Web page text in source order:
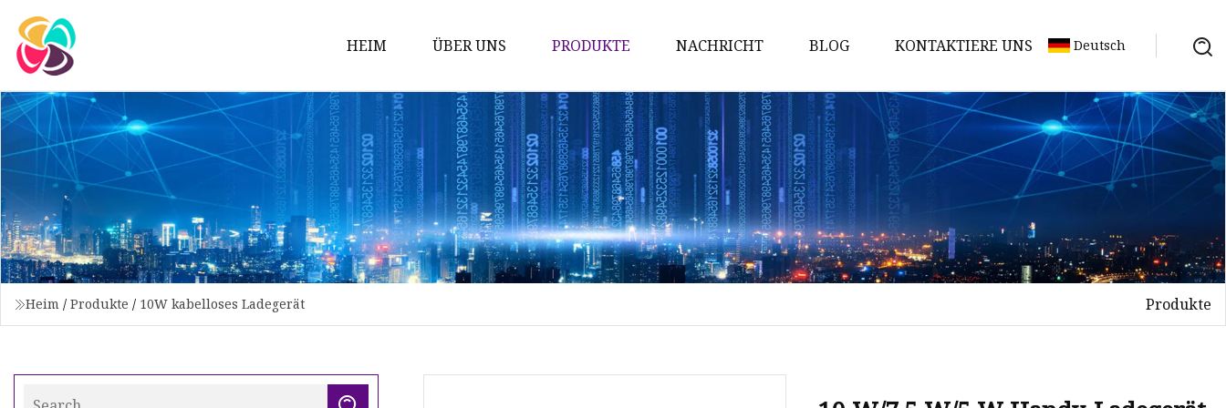
HEIM ÜBER UNS PRODUKTE
Tragbares Kraftwerk für den
Außenbereich
Tragbares Kraftwerk für den
Innenbereich
Notfall-Rettungskraftwerk
Powerbank
5000-mAh-Solar-Powerbank
NACHRICHT BLOG KONTAKTIERE UNS Deutsch
Heim / Produkte / 10W kabelloses Ladegerät Produkte